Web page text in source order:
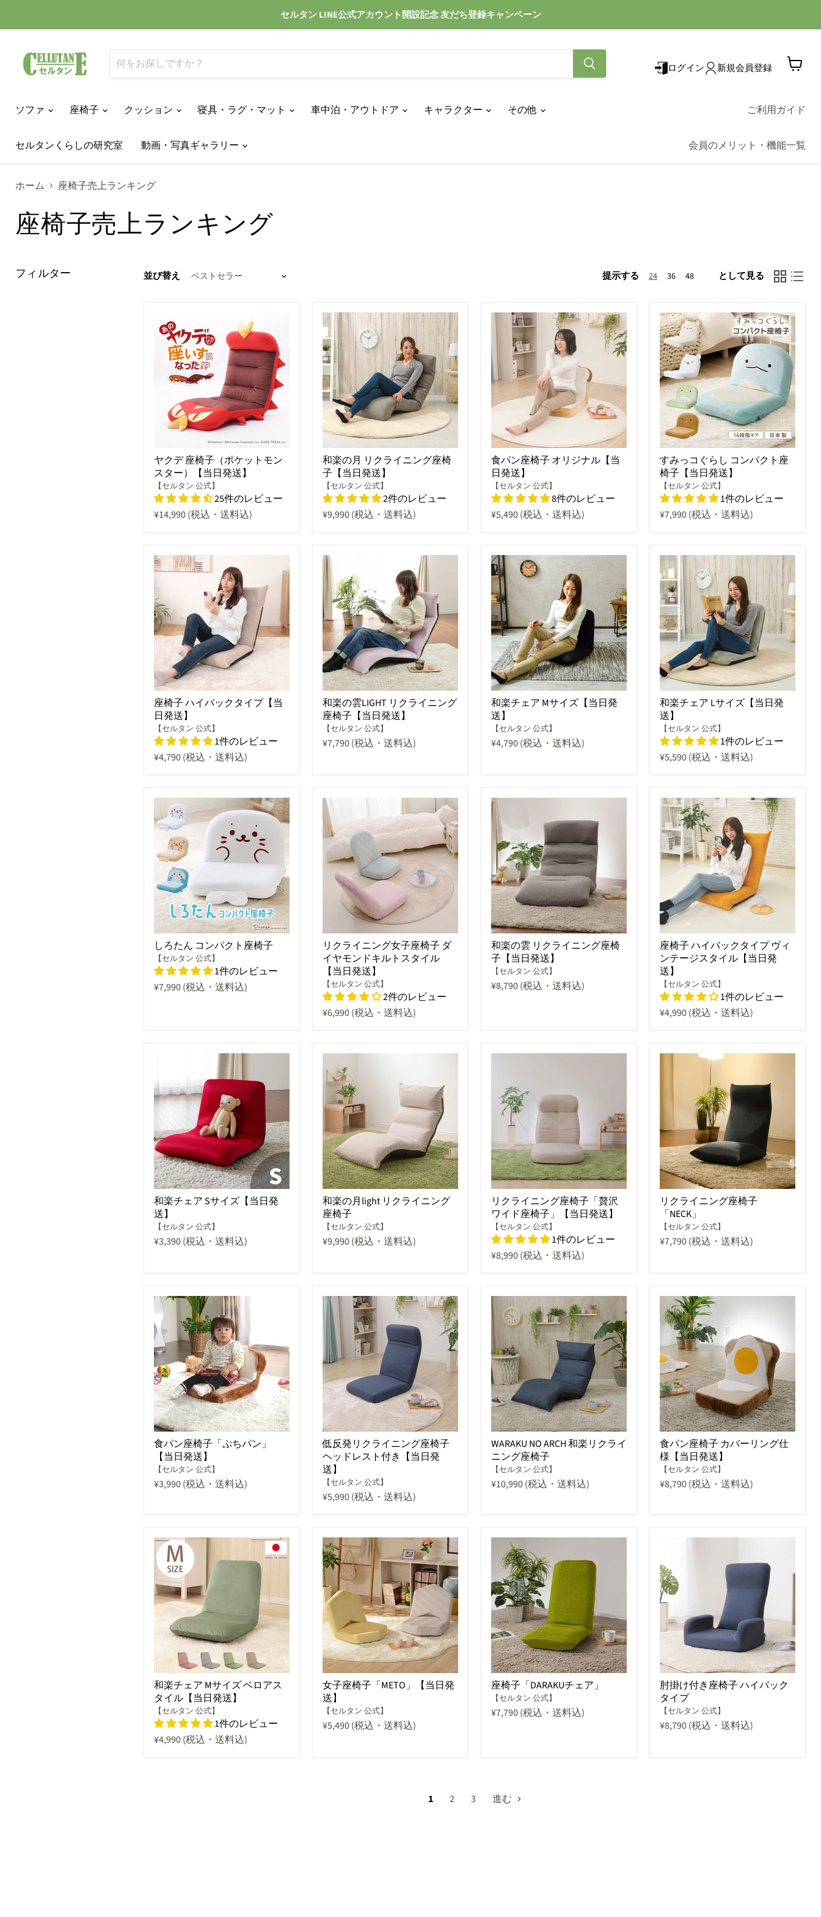
セルタン LINE公式アカウント開設記念 友だち登録キャンペーン
ログイン 新規会員登録
を
ソファ 座椅子 クッション 寝具・ラグ・マット 車中泊・アウトドア キャラクター その他
セルタンくらしの研究室 動画・写真ギャラリー
ご利用ガイド
会員のメリット・機能一覧
ホーム 座椅子売上ランキング
座椅子売上ランキング
フィルター 並び替え 提示する 24 36 48 として見る
ヤクデ 座椅子（ポケットモン
スター）【当日発送】
【セルタン 公式】
25件のレビュー
¥14,990(税込・送料込)
和楽の月 リクライニング座椅
子【当日発送】
【セルタン 公式】
2件のレビュー
¥9,990(税込・送料込)
食パン座椅子 オリジナル【当
日発送】
【セルタン 公式】
8件のレビュー
¥5,490(税込・送料込)
すみっコぐらし コンパクト座
椅子【当日発送】
【セルタン 公式】
1件のレビュー
¥7,990(税込・送料込)
座椅子 ハイバックタイプ【当
日発送】
【セルタン 公式】
1件のレビュー
¥4,790(税込・送料込)
和楽の雲LIGHT リクライニング
座椅子【当日発送】
【セルタン 公式】
¥7,790(税込・送料込)
和楽チェア Mサイズ【当日発
送】
【セルタン 公式】
¥4,790(税込・送料込)
和楽チェア Lサイズ【当日発
送】
【セルタン 公式】
1件のレビュー
¥5,590(税込・送料込)
しろたん コンパクト座椅子
【セルタン 公式】
1件のレビュー
¥7,990(税込・送料込)
リクライニング女子座椅子 ダ
イヤモンドキルトスタイル
【当日発送】
【セルタン 公式】
2件のレビュー
¥6,990(税込・送料込)
和楽の雲 リクライニング座椅
子【当日発送】
【セルタン 公式】
¥8,790(税込・送料込)
座椅子 ハイバックタイプ ヴィ
ンテージスタイル【当日発
送】
【セルタン 公式】
1件のレビュー
¥4,990(税込・送料込)
和楽チェア Sサイズ【当日発
送】
【セルタン 公式】
¥3,390(税込・送料込)
和楽の月light リクライニング
座椅子
【セルタン 公式】
¥9,990(税込・送料込)
リクライニング座椅子「贅沢
ワイド座椅子」【当日発送】
【セルタン 公式】
1件のレビュー
¥8,990(税込・送料込)
リクライニング座椅子
「NECK」
【セルタン 公式】
¥7,790(税込・送料込)
食パン座椅子「ぷちパン」
【当日発送】
【セルタン 公式】
¥3,990(税込・送料込)
低反発リクライニング座椅子
ヘッドレスト付き【当日発
送】
【セルタン 公式】
¥5,990(税込・送料込)
WARAKU NO ARCH 和楽リクライ
ニング座椅子
【セルタン 公式】
¥10,990(税込・送料込)
食パン座椅子 カバーリング仕
様【当日発送】
【セルタン 公式】
¥8,790(税込・送料込)
和楽チェア Mサイズ ベロアス
タイル【当日発送】
【セルタン 公式】
1件のレビュー
¥4,990(税込・送料込)
女子座椅子「METO」【当日発
送】
【セルタン 公式】
¥5,490(税込・送料込)
座椅子「DARAKUチェア」
【セルタン 公式】
¥7,790(税込・送料込)
肘掛け付き座椅子 ハイバック
タイプ
【セルタン 公式】
¥8,790(税込・送料込)
1 2 3 進む